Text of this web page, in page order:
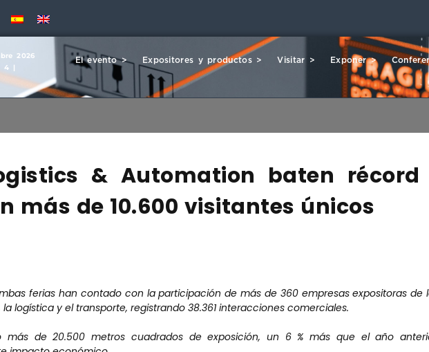
2026
4 |
El evento > Expositores y productos > Visitar > Exponer >
& Automation baten récord
más de 10.600 visitantes únicos
ferias han contado con la participación de más de 360 empresas expositoras de
logística y el transporte, registrando 38.361 interacciones comerciales.
más de 20.500 metros cuadrados de exposición, un 6 % más que el año